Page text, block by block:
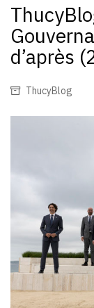
d’après
ThucyBlog